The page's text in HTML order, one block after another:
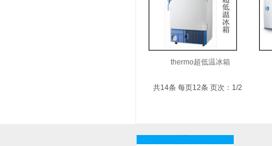
thermo超低温冰箱
共14条 每页12条 页次：1/2